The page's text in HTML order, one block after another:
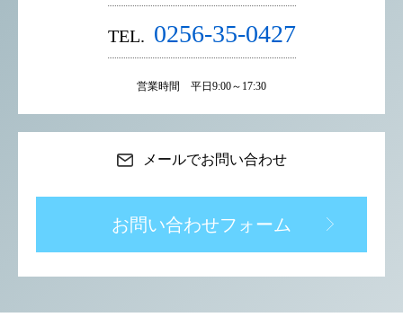
TEL. 0256-35-0427
営業時間 平日9:00～17:30
メールでお問い合わせ
お問い合わせフォーム